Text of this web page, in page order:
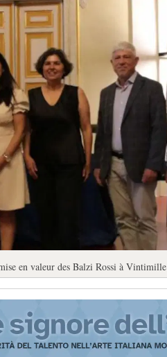
en valeur des Balzi Rossi à Vintimille